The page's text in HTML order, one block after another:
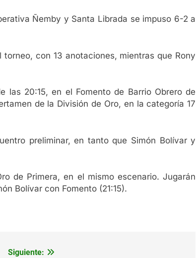
Ñemby y Santa Librada se impuso 6-2 a
con 13 anotaciones, mientras que Rony
las 20:15, en el Fomento de Barrio Obrero de
de la División de Oro, en la categoría 17
preliminar, en tanto que Simón Bolívar y
de Primera, en el mismo escenario. Jugarán
Bolívar con Fomento (21:15).
Siguiente: